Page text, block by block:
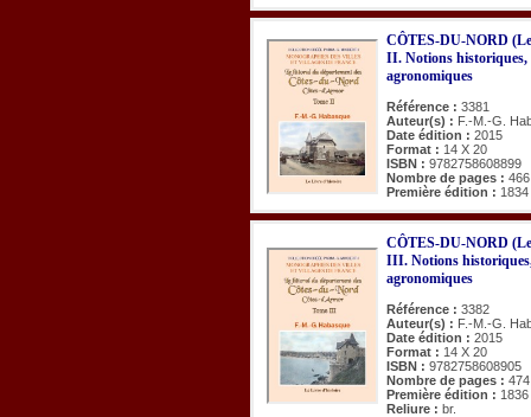
CÔTES-DU-NORD
II. Notions historiques,
agronomiques
Référence : 3381
Auteur(s) : F.-M.-G.
Date édition : 2015
Format : 14 X 20
ISBN : 9782758608899
Nombre de pages : 466
Première édition : 1834
CÔTES-DU-NORD
III. Notions
agronomiques
Référence : 3382
Auteur(s) : F.-M.-G.
Date édition : 2015
Format : 14 X 20
ISBN : 9782758608905
Nombre de pages : 474
Première édition : 1836
Reliure : br.